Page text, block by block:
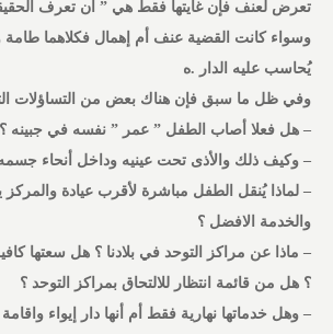
تعرض لعنف فإن غايتها فقط هي ” أن تعرف
وسواء كانت القضية عنف أم إهمال فكلاهما طامة
يُحاسب عليه الدار .ه
وفي ظل ما سبق فإن هناك بعض من التساؤلات
– هل فعلا أصاب الطفل ” عمر ” نفسه في جبينه ؟
– وكيف ذلك والأذى تحت عينيه وداخل أنحاء
– لماذا يُنقل الطفل مباشرة لأقرب عيادة
والخدمة الافضل ؟
– ماذا عن مراكز التوحد في بلادنا ؟ هل سعتها
؟ هل من قائمة انتظار للالتحاق بمراكز التوحد ؟
– وهل خدماتها نهارية فقط أم أنها دار إيواء